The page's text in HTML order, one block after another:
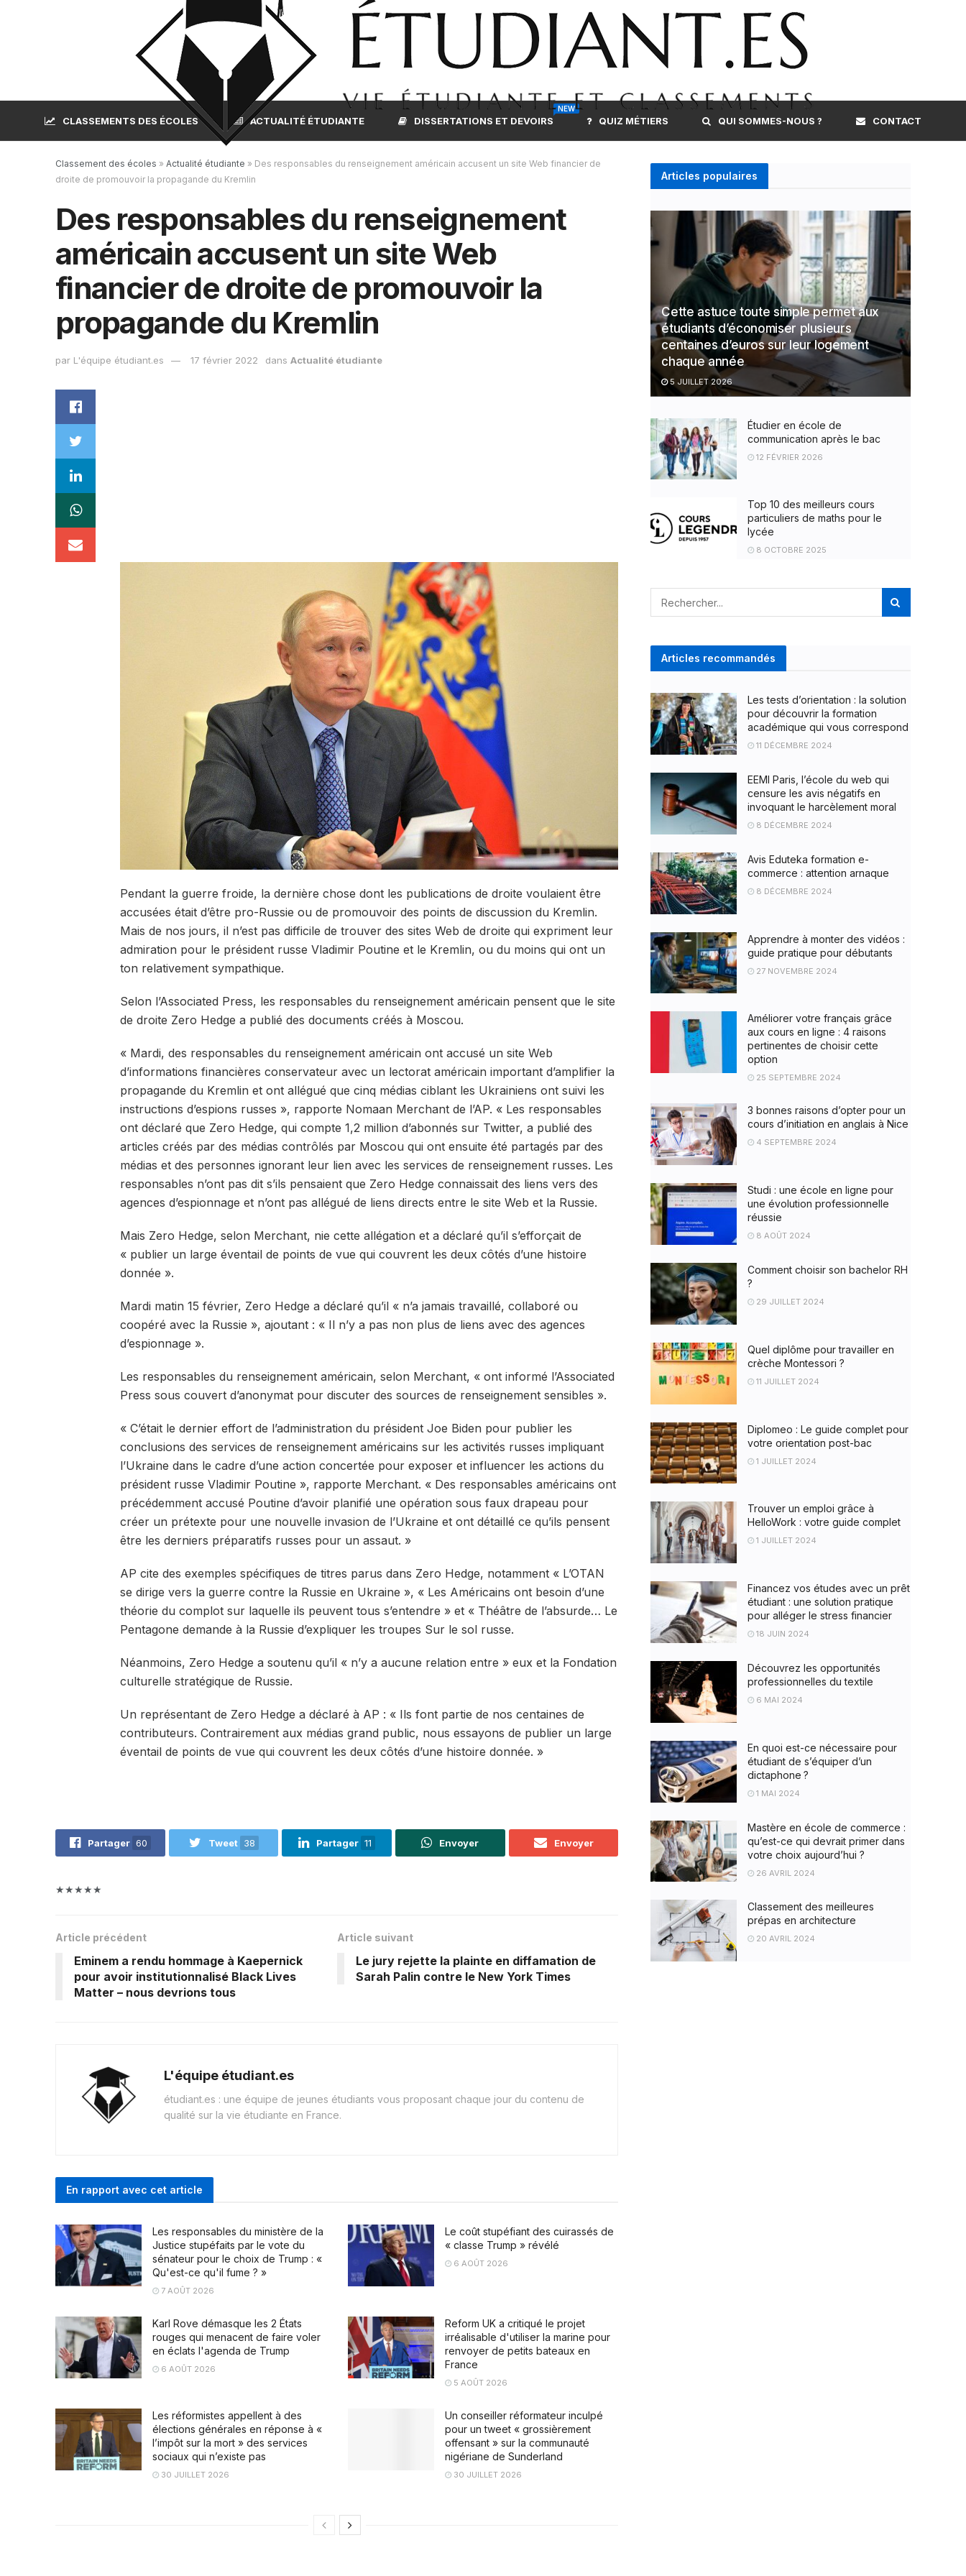
CLASSEMENTS DES ÉCOLES ACTUALITÉ ÉTUDIANTE DISSERTATIONS ET DEVOIRS
NEW
QUIZ MÉTIERS QUI SOMMES-NOUS ? CONTACT
Classement des écoles » Actualité étudiante » Des responsables du renseignement américain accusent un site Web financier de
droite de promouvoir la propagande du Kremlin
Des responsables du renseignement
américain accusent un site Web
financier de droite de promouvoir la
propagande du Kremlin
par L'équipe étudiant.es 17 février 2022 dans Actualité étudiante
Pendant la guerre froide, la dernière chose dont les publications de droite voulaient être
accusées était d’être pro-Russie ou de promouvoir des points de discussion du Kremlin.
Mais de nos jours, il n’est pas difficile de trouver des sites Web de droite qui expriment leur
admiration pour le président russe Vladimir Poutine et le Kremlin, ou du moins qui ont un
ton relativement sympathique.
Selon l’Associated Press, les responsables du renseignement américain pensent que le site
de droite Zero Hedge a publié des documents créés à Moscou.
« Mardi, des responsables du renseignement américain ont accusé un site Web
d’informations financières conservateur avec un lectorat américain important d’amplifier la
propagande du Kremlin et ont allégué que cinq médias ciblant les Ukrainiens ont suivi les
instructions d’espions russes », rapporte Nomaan Merchant de l’AP. « Les responsables
ont déclaré que Zero Hedge, qui compte 1,2 million d’abonnés sur Twitter, a publié des
articles créés par des médias contrôlés par Moscou qui ont ensuite été partagés par des
médias et des personnes ignorant leur lien avec les services de renseignement russes. Les
responsables n’ont pas dit s’ils pensaient que Zero Hedge connaissait des liens vers des
agences d’espionnage et n’ont pas allégué de liens directs entre le site Web et la Russie.
Mais Zero Hedge, selon Merchant, nie cette allégation et a déclaré qu’il s’efforçait de
« publier un large éventail de points de vue qui couvrent les deux côtés d’une histoire
donnée ».
Mardi matin 15 février, Zero Hedge a déclaré qu’il « n’a jamais travaillé, collaboré ou
coopéré avec la Russie », ajoutant : « Il n’y a pas non plus de liens avec des agences
d’espionnage ».
Les responsables du renseignement américain, selon Merchant, « ont informé l’Associated
Press sous couvert d’anonymat pour discuter des sources de renseignement sensibles ».
« C’était le dernier effort de l’administration du président Joe Biden pour publier les
conclusions des services de renseignement américains sur les activités russes impliquant
l’Ukraine dans le cadre d’une action concertée pour exposer et influencer les actions du
président russe Vladimir Poutine », rapporte Merchant. « Des responsables américains ont
précédemment accusé Poutine d’avoir planifié une opération sous faux drapeau pour
créer un prétexte pour une nouvelle invasion de l’Ukraine et ont détaillé ce qu’ils pensent
être les derniers préparatifs russes pour un assaut. »
AP cite des exemples spécifiques de titres parus dans Zero Hedge, notamment « L’OTAN
se dirige vers la guerre contre la Russie en Ukraine », « Les Américains ont besoin d’une
théorie du complot sur laquelle ils peuvent tous s’entendre » et « Théâtre de l’absurde… Le
Pentagone demande à la Russie d’expliquer les troupes Sur le sol russe.
Néanmoins, Zero Hedge a soutenu qu’il « n’y a aucune relation entre » eux et la Fondation
culturelle stratégique de Russie.
Un représentant de Zero Hedge a déclaré à AP : « Ils font partie de nos centaines de
contributeurs. Contrairement aux médias grand public, nous essayons de publier un large
éventail de points de vue qui couvrent les deux côtés d’une histoire donnée. »
Partager 60 Tweet 38 Partager 11 Envoyer Envoyer
★★★★★
Article précédent
Eminem a rendu hommage à Kaepernick
pour avoir institutionnalisé Black Lives
Matter – nous devrions tous
Article suivant
Le jury rejette la plainte en diffamation de
Sarah Palin contre le New York Times
L'équipe étudiant.es
étudiant.es : une équipe de jeunes étudiants vous proposant chaque jour du contenu de
qualité sur la vie étudiante en France.
En rapport avec cet article
Les responsables du ministère de la
Justice stupéfaits par le vote du
sénateur pour le choix de Trump : «
Qu'est-ce qu'il fume ? »
7 AOÛT 2026
Le coût stupéfiant des cuirassés de
« classe Trump » révélé
6 AOÛT 2026
Karl Rove démasque les 2 États
rouges qui menacent de faire voler
en éclats l'agenda de Trump
6 AOÛT 2026
Reform UK a critiqué le projet
irréalisable d'utiliser la marine pour
renvoyer de petits bateaux en
France
5 AOÛT 2026
Les réformistes appellent à des
élections générales en réponse à «
l’impôt sur la mort » des services
sociaux qui n’existe pas
30 JUILLET 2026
Un conseiller réformateur inculpé
pour un tweet « grossièrement
offensant » sur la communauté
nigériane de Sunderland
30 JUILLET 2026
Articles populaires
Cette astuce toute simple permet aux
étudiants d’économiser plusieurs
centaines d’euros sur leur logement
chaque année
5 JUILLET 2026
Étudier en école de
communication après le bac
12 FÉVRIER 2026
Top 10 des meilleurs cours
particuliers de maths pour le
lycée
8 OCTOBRE 2025
Articles recommandés
Les tests d’orientation : la solution
pour découvrir la formation
académique qui vous correspond
11 DÉCEMBRE 2024
EEMI Paris, l’école du web qui
censure les avis négatifs en
invoquant le harcèlement moral
8 DÉCEMBRE 2024
Avis Eduteka formation e-
commerce : attention arnaque
8 DÉCEMBRE 2024
Apprendre à monter des vidéos :
guide pratique pour débutants
27 NOVEMBRE 2024
Améliorer votre français grâce
aux cours en ligne : 4 raisons
pertinentes de choisir cette
option
25 SEPTEMBRE 2024
3 bonnes raisons d’opter pour un
cours d’initiation en anglais à Nice
4 SEPTEMBRE 2024
Studi : une école en ligne pour
une évolution professionnelle
réussie
8 AOÛT 2024
Comment choisir son bachelor RH
?
29 JUILLET 2024
Quel diplôme pour travailler en
crèche Montessori ?
11 JUILLET 2024
Diplomeo : Le guide complet pour
votre orientation post-bac
1 JUILLET 2024
Trouver un emploi grâce à
HelloWork : votre guide complet
1 JUILLET 2024
Financez vos études avec un prêt
étudiant : une solution pratique
pour alléger le stress financier
18 JUIN 2024
Découvrez les opportunités
professionnelles du textile
6 MAI 2024
En quoi est-ce nécessaire pour
étudiant de s’équiper d’un
dictaphone ?
1 MAI 2024
Mastère en école de commerce :
qu’est-ce qui devrait primer dans
votre choix aujourd’hui ?
26 AVRIL 2024
Classement des meilleures
prépas en architecture
20 AVRIL 2024